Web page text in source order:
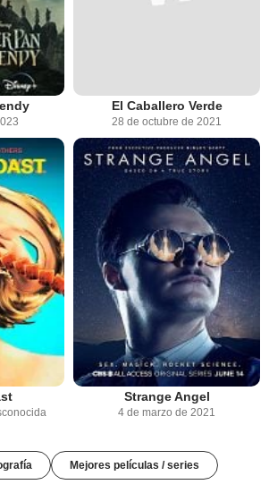
El Caballero Verde
28 de octubre de 2021
Strange Angel
4 de marzo de 2021
Mejores películas / series